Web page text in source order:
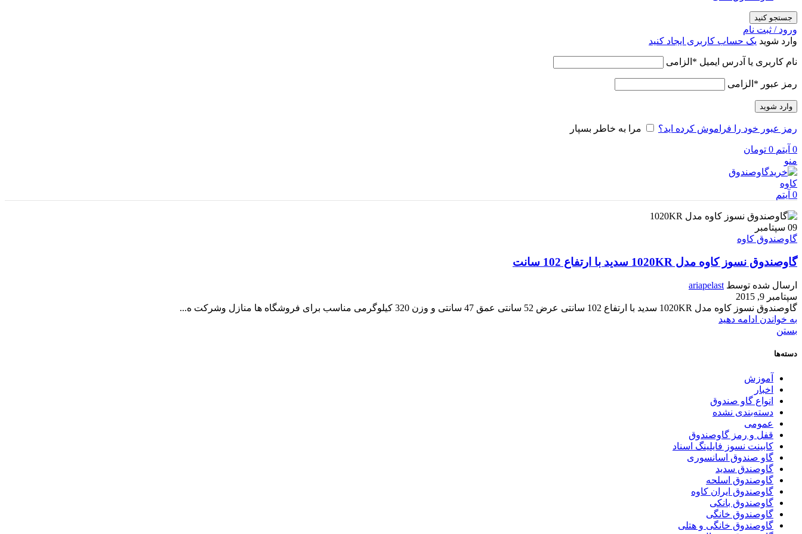
جستجو کنید
ورود / ثبت نام
وارد شوید یک حساب کاربری ایجاد کنید
نام کاربری یا آدرس ایمیل * الزامی
رمز عبور * الزامی
وارد شوید
رمز عبور خود را فراموش کرده اید؟ مرا به خاطر بسپار
0 آیتم 0 تومان
منو
0 آیتم
09 سپتامبر
گاوصندوق کاوه
گاوصندوق نسوز کاوه مدل 1020KR سدید با ارتفاع 102 سانت
ارسال شده توسط ariapelast
سپتامبر 9, 2015
گاوصندوق نسوز کاوه مدل 1020KR سدید با ارتفاع 102 سانتی عرض 52 سانتی عمق 47 سانتی و وزن 320 کیلوگرمی مناسب برای فروشگاه ها منازل وشرکت ه...
به خواندن ادامه دهید
بستن
دسته‌ها
آموزش
اخبار
انواع گاو صندوق
دسته‌بندی نشده
عمومی
قفل و رمز گاوصندوق
کابینت نسوز فایلینگ اسناد
گاو صندوق اسانسوری
گاوصندق سدید
گاوصندوق اسلحه
گاوصندوق ایران کاوه
گاوصندوق بانکی
گاوصندوق خانگی
گاوصندوق خانگی و هتلی